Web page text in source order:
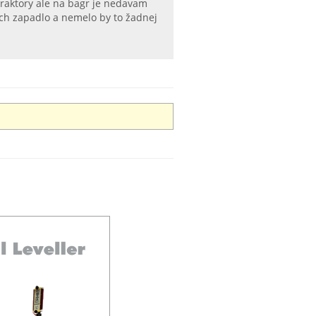
ale na bagr je nedavam
zapadlo a nemelo by to žadnej